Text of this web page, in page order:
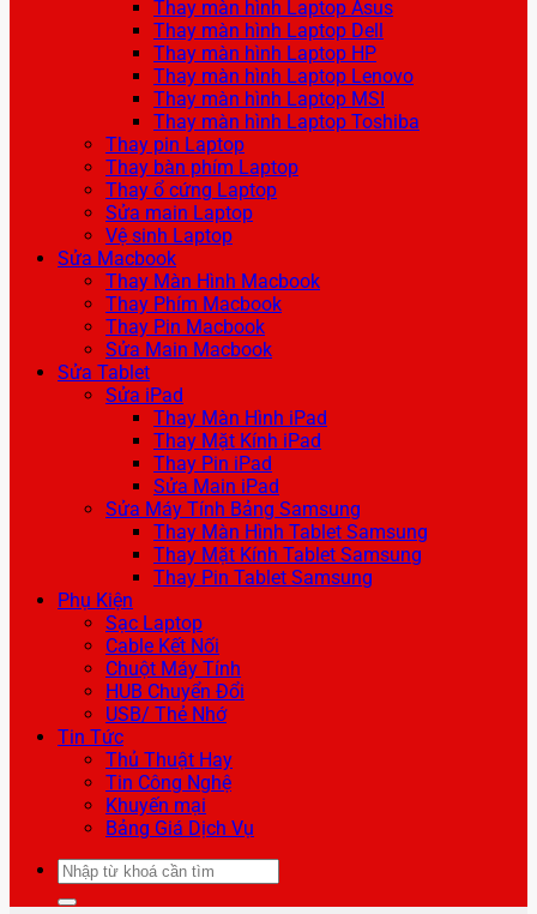
Thay màn hình Laptop Asus
Thay màn hình Laptop Dell
Thay màn hình Laptop HP
Thay màn hình Laptop Lenovo
Thay màn hình Laptop MSI
Thay màn hình Laptop Toshiba
Thay pin Laptop
Thay bàn phím Laptop
Thay ổ cứng Laptop
Sửa main Laptop
Vệ sinh Laptop
Sửa Macbook
Thay Màn Hình Macbook
Thay Phím Macbook
Thay Pin Macbook
Sửa Main Macbook
Sửa Tablet
Sửa iPad
Thay Màn Hình iPad
Thay Mặt Kính iPad
Thay Pin iPad
Sửa Main iPad
Sửa Máy Tính Bảng Samsung
Thay Màn Hình Tablet Samsung
Thay Mặt Kính Tablet Samsung
Thay Pin Tablet Samsung
Phụ Kiện
Sạc Laptop
Cable Kết Nối
Chuột Máy Tính
HUB Chuyển Đổi
USB/ Thẻ Nhớ
Tin Tức
Thủ Thuật Hay
Tin Công Nghệ
Khuyến mại
Bảng Giá Dịch Vụ
Tìm
kiếm: